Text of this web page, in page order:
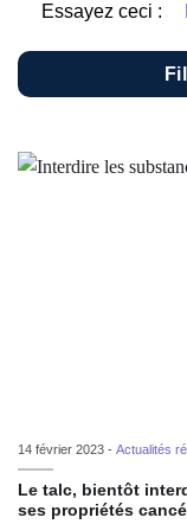
Essayez ceci :
14 février 2023 - Actualités
Le talc, bientôt
ses propriétés